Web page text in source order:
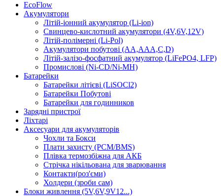
EcoFlow
Акумулятори
Літій-іонний акумулятор (Li-ion)
Свинцево-кислотний акумулятори (4V,6V,12V)
Літій-полімерні (Li-Pol)
Акумулятори побутові (AA,AAA,C,D)
Літій-залізо-фосфатний акумулятор (LiFePO4, LFP)
Промислові (Ni-CD/Ni-MH)
Батарейки
Батарейки літієві (LiSOCl2)
Батарейки Побутові
Батарейки для годинников
Зарядні пристрої
Ліхтарі
Аксесуари для акумуляторів
Чохли та Бокси
Плати захисту (PCM/BMS)
Плівка термозбіжна для АКБ
Стрічка нікільована для зварювання
Контакти(роз'єми)
Холдери (зроби сам)
Блоки живлення (5V,6V,9V12...)